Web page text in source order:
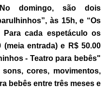
domingo, são dois
às 15h, e “Os
Para cada espetáculo os
entrada) e R$ 50.00
- Teatro para bebês"
cores, movimentos,
bebês entre três meses e